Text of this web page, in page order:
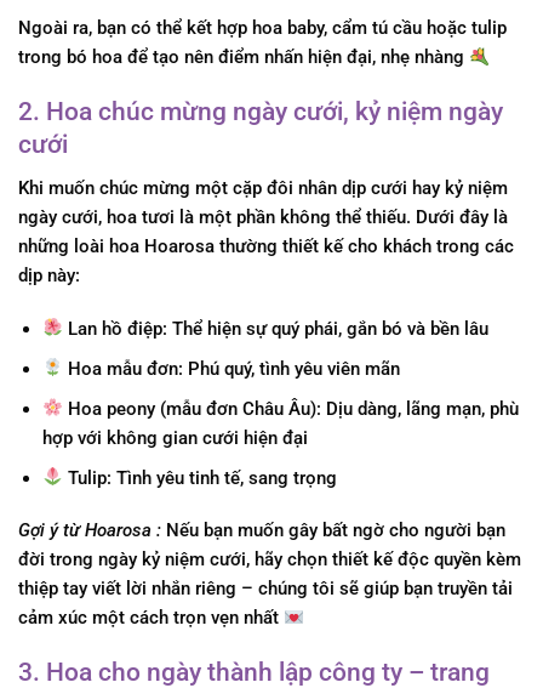
Ngoài ra, bạn có thể kết hợp hoa baby, cẩm tú cầu hoặc tulip
trong bó hoa để tạo nên điểm nhấn hiện đại, nhẹ nhàng
2. Hoa chúc mừng ngày cưới, kỷ niệm ngày
cưới
Khi muốn chúc mừng một cặp đôi nhân dịp cưới hay kỷ niệm
ngày cưới, hoa tươi là một phần không thể thiếu. Dưới đây là
những loài hoa Hoarosa thường thiết kế cho khách trong các
dịp này:
Lan hồ điệp: Thể hiện sự quý phái, gắn bó và bền lâu
Hoa mẫu đơn: Phú quý, tình yêu viên mãn
Hoa peony (mẫu đơn Châu Âu): Dịu dàng, lãng mạn, phù
hợp với không gian cưới hiện đại
Tulip: Tình yêu tinh tế, sang trọng
Gợi ý từ Hoarosa : Nếu bạn muốn gây bất ngờ cho người bạn
đời trong ngày kỷ niệm cưới, hãy chọn thiết kế độc quyền kèm
thiệp tay viết lời nhắn riêng – chúng tôi sẽ giúp bạn truyền tải
cảm xúc một cách trọn vẹn nhất
3. Hoa cho ngày thành lập công ty – trang